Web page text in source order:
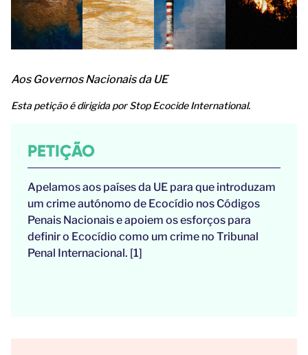
Aos Governos Nacionais da UE
Esta petição é dirigida por Stop Ecocide International.
PETIÇÃO
Apelamos aos países da UE para que introduzam
um crime autónomo de Ecocídio nos Códigos
Penais Nacionais e apoiem os esforços para
definir o Ecocídio como um crime no Tribunal
Penal Internacional. [1]